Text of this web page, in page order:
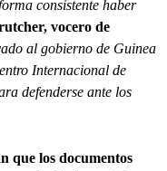
consistente haber
vocero de
al gobierno de Guinea
Internacional de
defenderse ante los
que los documentos